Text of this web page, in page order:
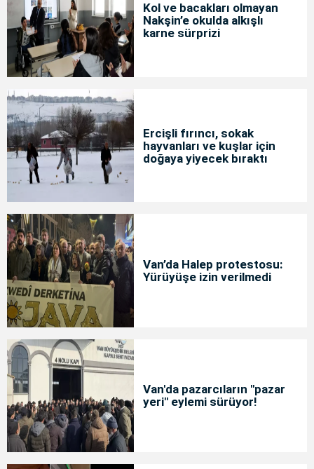
Kol ve bacakları olmayan
Nakşin’e okulda alkışlı
karne sürprizi
Ercişli fırıncı, sokak
hayvanları ve kuşlar için
doğaya yiyecek bıraktı
Van’da Halep protestosu:
Yürüyüşe izin verilmedi
Van'da pazarcıların "pazar
yeri" eylemi sürüyor!